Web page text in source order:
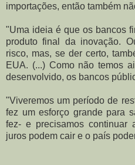
importações, então também
"Uma ideia é que os bancos
produto final da inovação.
risco, mas, se der certo,
EUA. (...) Como não temos
desenvolvido, os bancos
"Viveremos um período de
fez um esforço grande para
fez- e precisamos
juros podem cair e o país